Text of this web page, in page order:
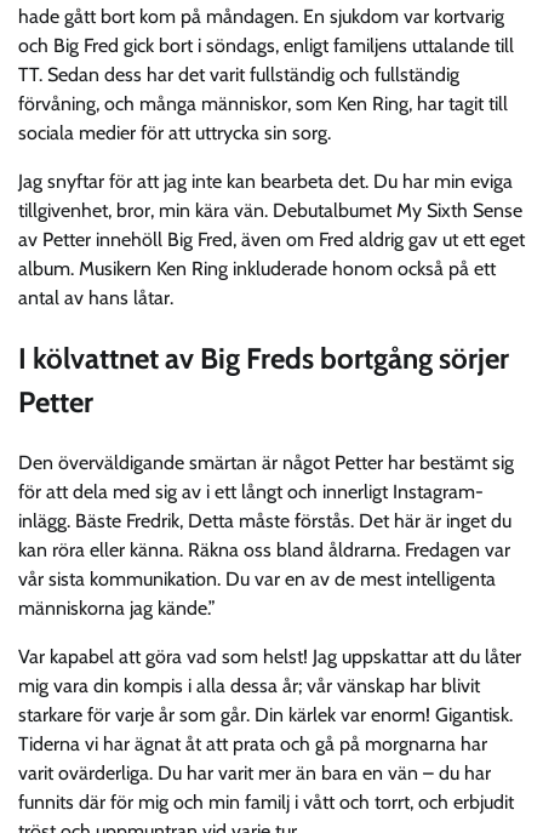
hade gått bort kom på måndagen. En sjukdom var kortvarig
och Big Fred gick bort i söndags, enligt familjens uttalande till
TT. Sedan dess har det varit fullständig och fullständig
förvåning, och många människor, som Ken Ring, har tagit till
sociala medier för att uttrycka sin sorg.
Jag snyftar för att jag inte kan bearbeta det. Du har min eviga
tillgivenhet, bror, min kära vän. Debutalbumet My Sixth Sense
av Petter innehöll Big Fred, även om Fred aldrig gav ut ett eget
album. Musikern Ken Ring inkluderade honom också på ett
antal av hans låtar.
I kölvattnet av Big Freds bortgång sörjer
Petter
Den överväldigande smärtan är något Petter har bestämt sig
för att dela med sig av i ett långt och innerligt Instagram-
inlägg. Bäste Fredrik, Detta måste förstås. Det här är inget du
kan röra eller känna. Räkna oss bland åldrarna. Fredagen var
vår sista kommunikation. Du var en av de mest intelligenta
människorna jag kände.”
Var kapabel att göra vad som helst! Jag uppskattar att du låter
mig vara din kompis i alla dessa år; vår vänskap har blivit
starkare för varje år som går. Din kärlek var enorm! Gigantisk.
Tiderna vi har ägnat åt att prata och gå på morgnarna har
varit ovärderliga. Du har varit mer än bara en vän – du har
funnits där för mig och min familj i vått och torrt, och erbjudit